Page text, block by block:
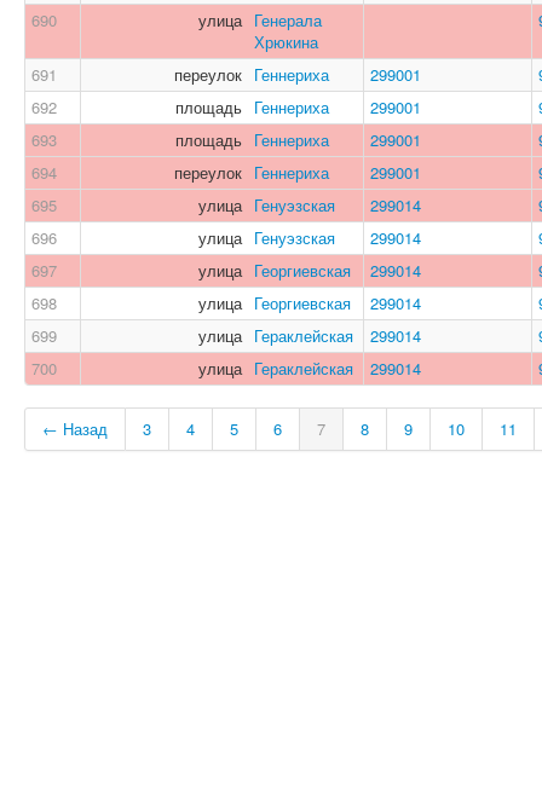
690 улица Генерала
Хрюкина
691 переулок Геннериха 299001
692
площадь Геннериха 299001
693
площадь Геннериха 299001
694
переулок Геннериха 299001
695
улица Генуэзская 299014
696
улица Генуэзская 299014
697
улица Георгиевская 299014
698
улица Георгиевская 299014
699
улица Гераклейская 299014
700
улица Гераклейская 299014
← Назад 3 4 5 6 7 8 9 10 11